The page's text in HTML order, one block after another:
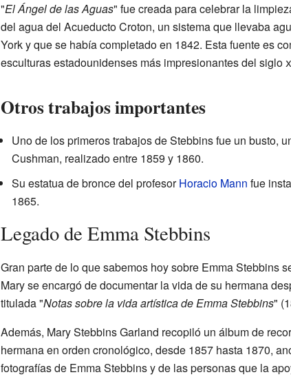
"El Ángel de las Aguas" fue creada para celebrar la
del agua del Acueducto Croton, un sistema que llevaba
York y que se había completado en 1842. Esta fuente es
esculturas estadounidenses más impresionantes del siglo
Otros trabajos importantes
Uno de los primeros trabajos de Stebbins fue un busto,
Cushman, realizado entre 1859 y 1860.
Su estatua de bronce del profesorHoracio Mann fue
1865.
Legado de Emma Stebbins
Gran parte de lo que sabemos hoy sobre Emma Stebbins
Mary se encargó de documentar la vida de su hermana
titulada "Notas sobre la vida artística de Emma Stebbins"
Además, Mary Stebbins Garland recopiló un álbum de
hermana en orden cronológico, desde 1857 hasta 1870,
fotografías de Emma Stebbins y de las personas que la